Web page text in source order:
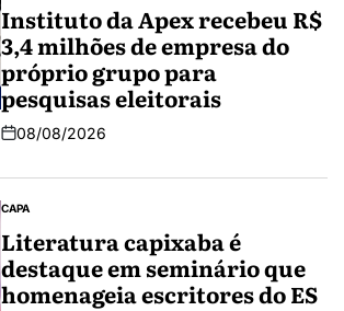
Instituto da Apex recebeu R$
3,4 milhões de empresa do
próprio grupo para
pesquisas eleitorais
08/08/2026
CAPA
Literatura capixaba é
destaque em seminário que
homenageia escritores do ES